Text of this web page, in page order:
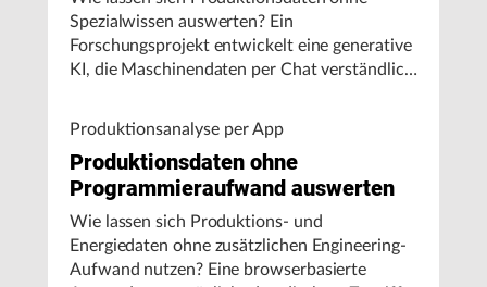
Spezialwissen auswerten? Ein
Forschungsprojekt entwickelt eine generative
KI, die Maschinendaten per Chat verständlich
Produktionsanalyse per App
Produktionsdaten ohne
Programmieraufwand auswerten
Wie lassen sich Produktions- und
Energiedaten ohne zusätzlichen Engineering-
Aufwand nutzen? Eine browserbasierte